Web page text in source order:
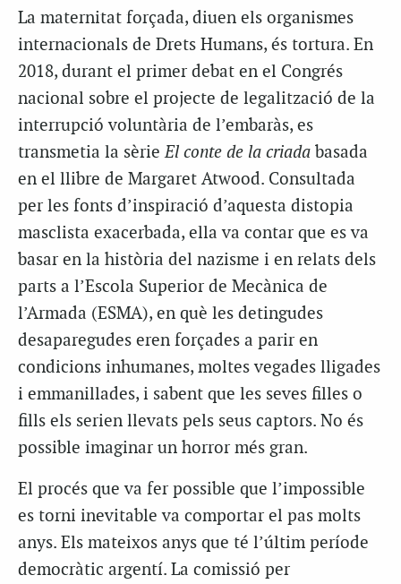
La maternitat forçada, diuen els organismes
internacionals de Drets Humans, és tortura. En
2018, durant el primer debat en el Congrés
nacional sobre el projecte de legalització de la
interrupció voluntària de l’embaràs, es
transmetia la sèrieEl conte de la criada basada
en el llibre de Margaret Atwood. Consultada
per les fonts d’inspiració d’aquesta distopia
masclista exacerbada, ella va contar que es va
basar en la història del nazisme i en relats dels
parts a l’Escola Superior de Mecànica de
l’Armada (ESMA), en què les detingudes
desaparegudes eren forçades a parir en
condicions inhumanes, moltes vegades lligades
i emmanillades, i sabent que les seves filles o
fills els serien llevats pels seus captors. No és
possible imaginar un horror més gran.
El procés que va fer possible que l’impossible
es torni inevitable va comportar el pas molts
anys. Els mateixos anys que té l’últim període
democràtic argentí. La comissió per